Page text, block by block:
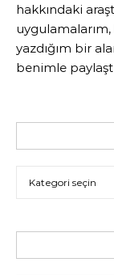
hakkındaki
uygulamalarım,
yazdığım bir
benimle